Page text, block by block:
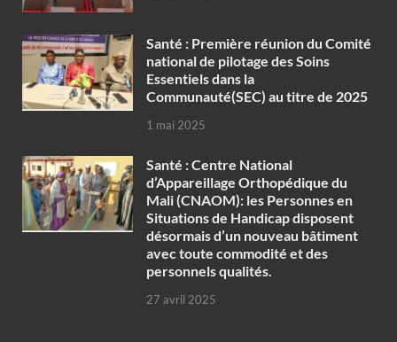
Santé : Première réunion du Comité
national de pilotage des Soins
Essentiels dans la
Communauté(SEC) au titre de 2025
1 mai 2025
Santé : Centre National
d’Appareillage Orthopédique du
Mali (CNAOM): les Personnes en
Situations de Handicap disposent
désormais d’un nouveau bâtiment
avec toute commodité et des
personnels qualités.
27 avril 2025